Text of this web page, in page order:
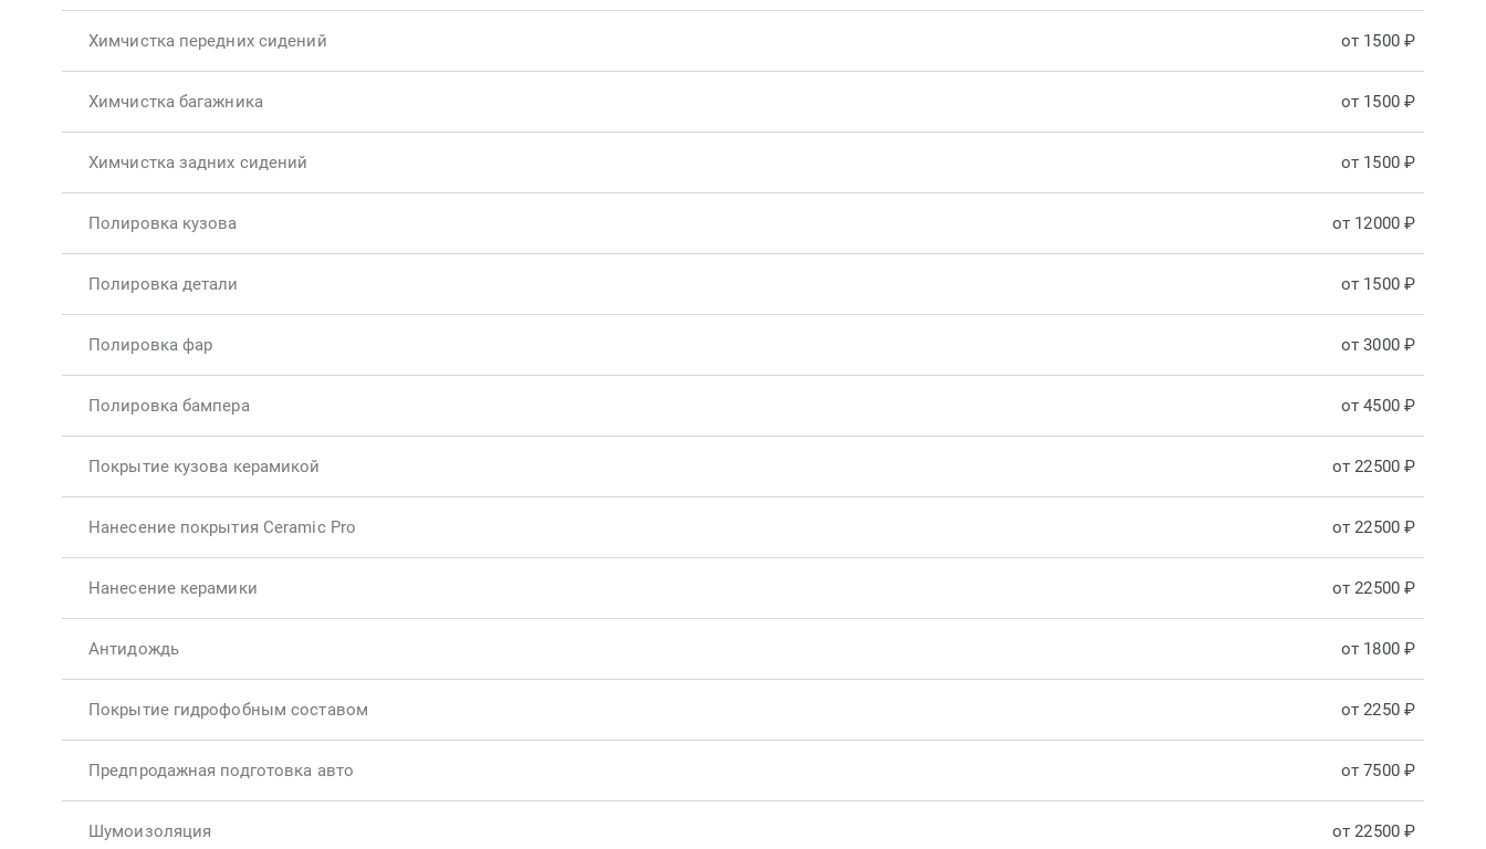
Химчистка передних сидений от 1500 ₽
Химчистка багажника от 1500 ₽
Химчистка задних сидений от 1500 ₽
Полировка кузова от 12000 ₽
Полировка детали от 1500 ₽
Полировка фар от 3000 ₽
Полировка бампера от 4500 ₽
Покрытие кузова керамикой от 22500 ₽
Нанесение покрытия Ceramic Pro от 22500 ₽
Нанесение керамики от 22500 ₽
Антидождь от 1800 ₽
Покрытие гидрофобным составом от 2250 ₽
Предпродажная подготовка авто от 7500 ₽
Шумоизоляция от 22500 ₽